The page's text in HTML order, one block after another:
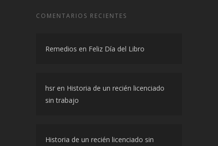
COMENTARIOS RECIENTES
Remedios en Feliz Día del Libro
hsr en Historia de un recién licenciado
sin trabajo
Historia de un recién licenciado sin